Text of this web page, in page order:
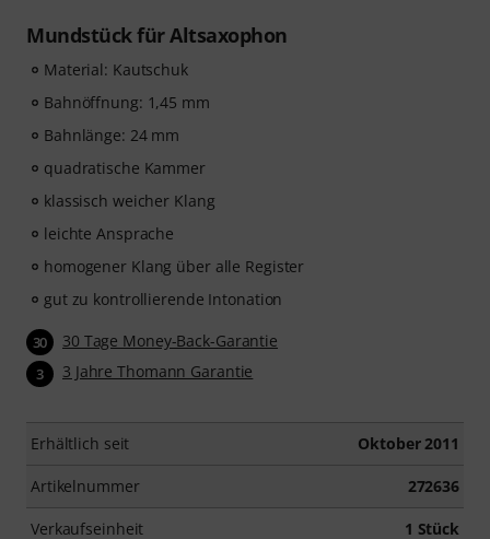
Mundstück für Altsaxophon
Material: Kautschuk
Bahnöffnung: 1,45 mm
Bahnlänge: 24 mm
quadratische Kammer
klassisch weicher Klang
leichte Ansprache
homogener Klang über alle Register
gut zu kontrollierende Intonation
30 30 Tage Money-Back-Garantie
3 3 Jahre Thomann Garantie
Erhältlich seit Oktober 2011
Artikelnummer 272636
Verkaufseinheit 1 Stück